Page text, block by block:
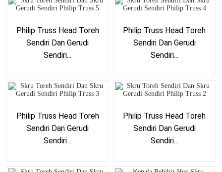
Philip Truss Head Toreh
Sendiri Dan Gerudi
Sendiri...
Philip Truss Head Toreh
Sendiri Dan Gerudi
Sendiri...
Philip Truss Head Toreh
Sendiri Dan Gerudi
Sendiri...
Philip Truss Head Toreh
Sendiri Dan Gerudi
Sendiri...